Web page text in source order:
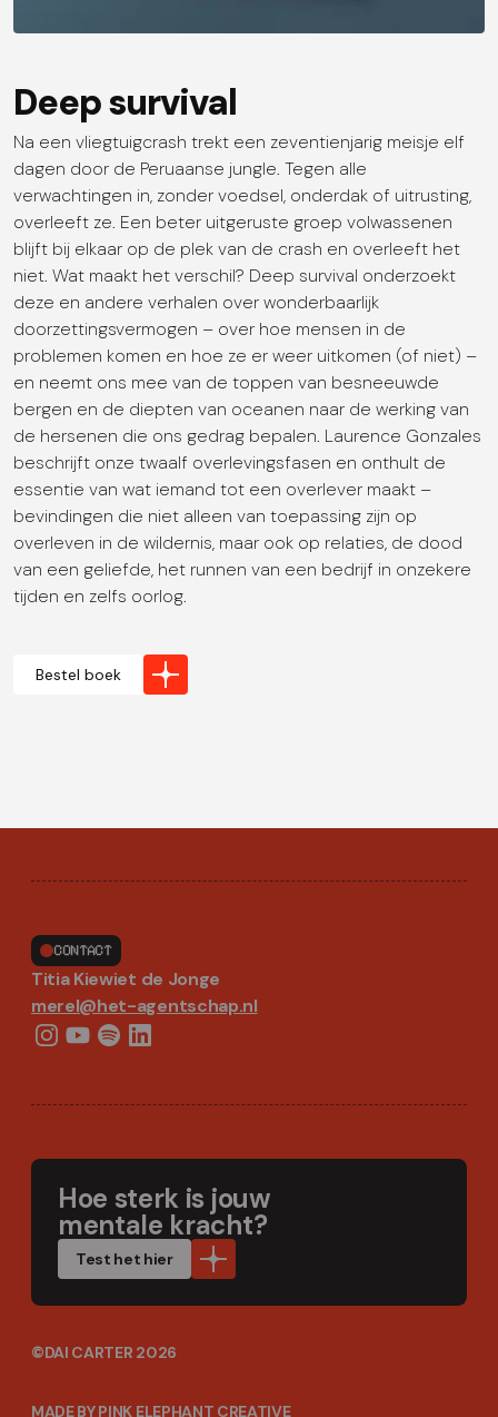
Deep survival
Na een vliegtuigcrash trekt een zeventienjarig meisje elf
dagen door de Peruaanse jungle. Tegen alle
verwachtingen in, zonder voedsel, onderdak of uitrusting,
overleeft ze. Een beter uitgeruste groep volwassenen
blijft bij elkaar op de plek van de crash en overleeft het
niet. Wat maakt het verschil? Deep survival onderzoekt
deze en andere verhalen over wonderbaarlijk
doorzettingsvermogen – over hoe mensen in de
problemen komen en hoe ze er weer uitkomen (of niet) –
en neemt ons mee van de toppen van besneeuwde
bergen en de diepten van oceanen naar de werking van
de hersenen die ons gedrag bepalen. Laurence Gonzales
beschrijft onze twaalf overlevingsfasen en onthult de
essentie van wat iemand tot een overlever maakt –
bevindingen die niet alleen van toepassing zijn op
overleven in de wildernis, maar ook op relaties, de dood
van een geliefde, het runnen van een bedrijf in onzekere
tijden en zelfs oorlog.
Bestel boek
CONTACT
Titia Kiewiet de Jonge
merel@het-agentschap.nl
Hoe sterk is jouw
mentale kracht?
Test het hier
©DAI CARTER 2026
MADE BY PINK ELEPHANT CREATIVE